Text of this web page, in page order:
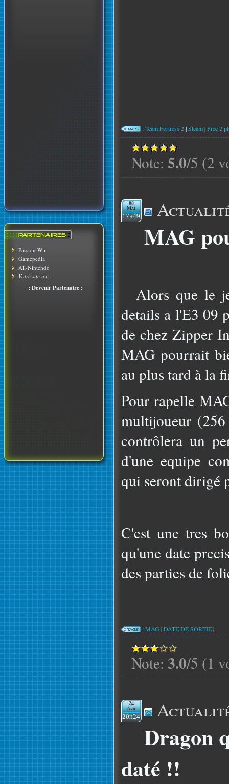
Passion Wii
Gamepedia
All-Nintendo
Votre site ici...
:: Devenir Partenaire ::
:Team Fortress 2|Steam|Free 2
Note: 5.0/5 (2
08
Mai
17h49
MAG
Alors que le
details a l'E3 09
de chez Zipper
MAG pourrait
au plus tard à la
Pour rapelle
multijoueur
contrôlera un
d'une equipe
qui seront dirigé
C'est une tres
qu'une date
des parties de
:MAG |DATE DE SORTIE|
Note: 3.0/5 (1
24
Avr
20h24
Dragon
daté !!